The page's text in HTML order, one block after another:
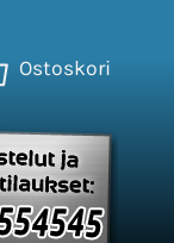
Ostoskori